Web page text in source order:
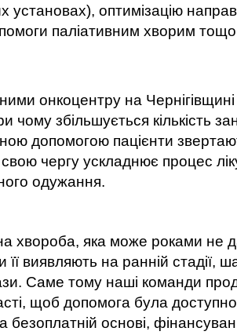
установах), оптимізацію
паліативним хворим
онкоцентру на Чернігівщині
чому збільшується кількість
допомогою пацієнти
чергу ускладнює процес
одужання.
хвороба, яка може роками не
її виявляють на ранній стадії,
Саме тому наші команди
щоб допомога була
безоплатній основі,